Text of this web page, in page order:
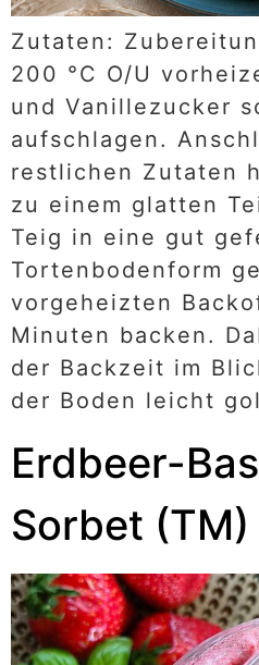
Zutaten:
200 °C O/U
und Vanillezucker
aufschlagen.
restlichen Zutaten
zu einem glatten
Teig in eine gut
Tortenbodenform
vorgeheizten
Minuten backen.
der Backzeit im
der Boden leicht
Erdbeer-
Sorbet (TM)